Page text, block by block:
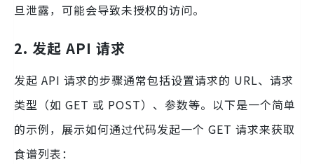
旦泄露，可能会导致未授权的访问。
2. 发起 API 请求
发起 API 请求的步骤通常包括设置请求的 URL、请求
类型（如 GET 或 POST）、参数等。以下是一个简单
的示例，展示如何通过代码发起一个 GET 请求来获取
食谱列表：